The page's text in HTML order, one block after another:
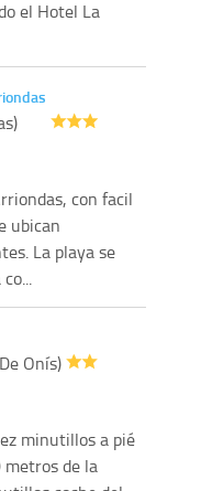
el Hotel La
con facil
ubican
La playa se
Onís)
minutillos a pié
de la